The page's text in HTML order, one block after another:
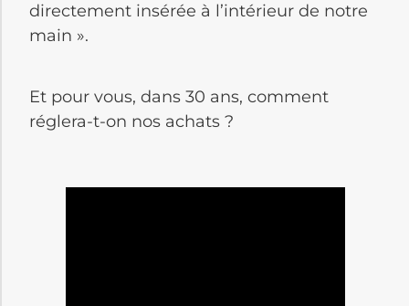
directement insérée à l’intérieur de notre
main ».
Et pour vous, dans 30 ans, comment
réglera-t-on nos achats ?